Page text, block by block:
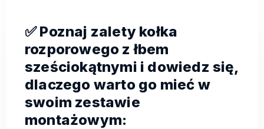
✅ Poznaj zalety kołka
rozporowego z łbem
sześciokątnymi i dowiedz się,
dlaczego warto go mieć w
swoim zestawie
montażowym: